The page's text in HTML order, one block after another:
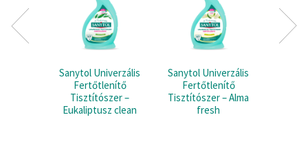
Sanytol Univerzális
Fertőtlenítő
Tisztítószer –
Eukaliptusz clean
Sanytol Univerzális
Fertőtlenítő
Tisztítószer – Alma
fresh